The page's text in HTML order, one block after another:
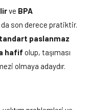
ve BPA
da son derece pratiktir.
paslanmaz
hafif olup, taşıması
olmaya adaydır.